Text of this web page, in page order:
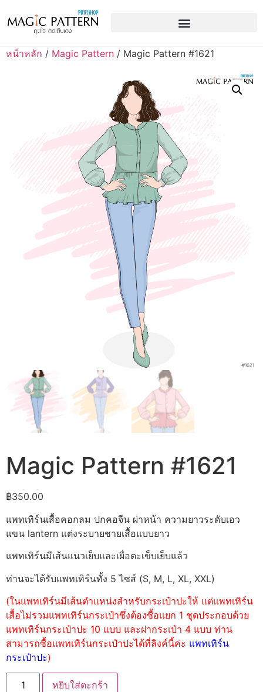
หน้าหลัก / Magic Pattern / Magic Pattern #1621
Magic Pattern #1621
฿350.00
แพทเทิร์นเสื้อคอกลม ปกคอจีน ผ่าหน้า ความยาวระดับเอว
แขน lantern แต่งระบายชายเสื้อแบบยาว
แพทเทิร์นมีเส้นแนวเย็บและเผื่อตะเข็บเย็บแล้ว
ท่านจะได้รับแพทเทิร์นทั้ง 5 ไซส์ (S, M, L, XL, XXL)
(ในแพทเทิร์นมีเส้นตำแหน่งสำหรับกระเป๋าปะให้ แต่แพทเทิร์น
เสื้อไม่รวมแพทเทิร์นกระเป๋าซึ่งต้องซื้อแยก 1 ชุดประกอบด้วย
แพทเทิร์นกระเป๋าปะ 10 แบบ และฝากระเป๋า 4 แบบ ท่าน
สามารถซื้อแพทเทิร์นกระเป๋าปะได้ที่ลิงค์นี้ค่ะ แพทเทิร์น
กระเป๋าปะ)
หยิบใส่ตะกร้า